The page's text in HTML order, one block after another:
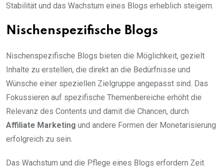
Stabilität und das Wachstum eines Blogs erheblich steigern.
Nischenspezifische Blogs
Nischenspezifische Blogs bieten die Möglichkeit, gezielt
Inhalte zu erstellen, die direkt an die Bedürfnisse und
Wünsche einer speziellen Zielgruppe angepasst sind. Das
Fokussieren auf spezifische Themenbereiche erhöht die
Relevanz des Contents und damit die Chancen, durch
Affiliate Marketing und andere Formen der Monetarisierung
erfolgreich zu sein.
Das Wachstum und die Pflege eines Blogs erfordern Zeit